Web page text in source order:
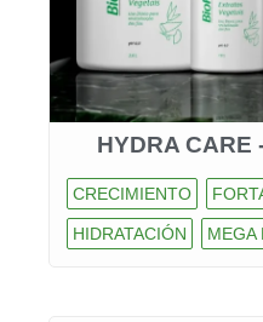
HYDRA CARE
CRECIMIENTO
HIDRATACIÓN MEGA